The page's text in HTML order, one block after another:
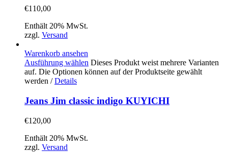
€110,00
Enthält 20% MwSt.
zzgl. Versand
Warenkorb ansehen
Ausführung wählen Dieses Produkt weist mehrere Varianten
auf. Die Optionen können auf der Produktseite gewählt
werden / Details
Jeans Jim classic indigo KUYICHI
€120,00
Enthält 20% MwSt.
zzgl. Versand